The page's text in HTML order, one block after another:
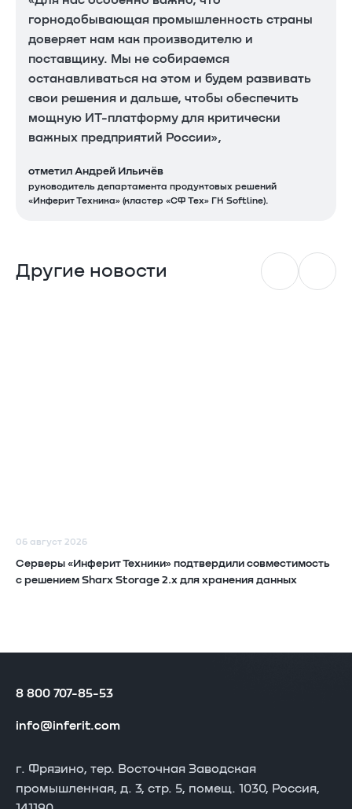
горнодобывающая промышленность страны
доверяет нам как производителю и
поставщику. Мы не собираемся
останавливаться на этом и будем развивать
свои решения и дальше, чтобы обеспечить
мощную ИТ-платформу для критически
важных предприятий России»,
отметил Андрей Ильичёв
руководитель департамента продуктовых решений
«Инферит Техника» (кластер «СФ Тех» ГК Softline).
Другие новости
06 август 2026
Серверы «Инферит Техники» подтвердили совместимость
с решением Sharx Storage 2.x для хранения данных
8 800 707-85-53
info@inferit.com
г. Фрязино, тер. Восточная Заводская
промышленная, д. 3, стр. 5, помещ. 1030, Россия,